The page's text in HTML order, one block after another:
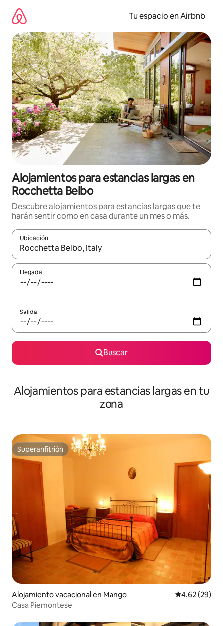
contenido
Tu espacio en Airbnb
Alojamientos para estancias largas en
Rocchetta Belbo
Descubre alojamientos para estancias largas que te
harán sentir como en casa durante un mes o más.
Ubicación
Cuando los resultados estén disponibles, podrás navegar
Llegada
Salida
Buscar
Alojamientos para estancias largas en tu
zona
Superanfitrión
Superanfitrión
Alojamiento vacacional en Mango Calificación
4.62 (29)
Casa Piemontese